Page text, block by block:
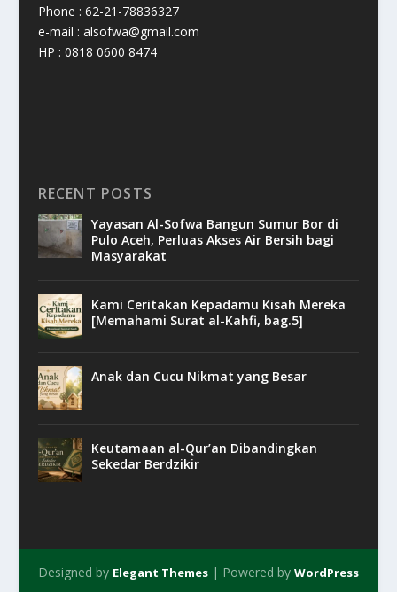
Phone : 62-21-78836327
e-mail : alsofwa@gmail.com
HP : 0818 0600 8474
RECENT POSTS
Yayasan Al-Sofwa Bangun Sumur Bor di
Pulo Aceh, Perluas Akses Air Bersih bagi
Masyarakat
Kami Ceritakan Kepadamu Kisah Mereka
[Memahami Surat al-Kahfi, bag.5]
Anak dan Cucu Nikmat yang Besar
Keutamaan al-Qur’an Dibandingkan
Sekedar Berdzikir
Designed by Elegant Themes| Powered by WordPress